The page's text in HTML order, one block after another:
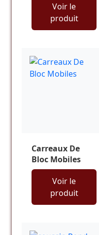
Voir le
produit
Carreaux De
Bloc Mobiles
Voir le
produit